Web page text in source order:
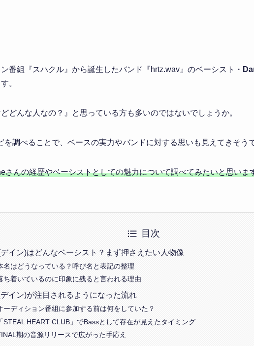
番組『スハクル』から誕生したバンド『hrtz.wav』のベーシスト・
。
どどんな人なの？』と思っている方も多いのではないでしょうか。
を調べることで、ベースの実力やバンドに対する思いも見えてきそう
さんの経歴やベーシストとしての魅力について調べてみたいと思いま
目次
イン)はどんなベーシスト？まず押さえたい人物像
名はどうなっている？呼び名と表記の整理
ち着いているのに印象に残ると言われる理由
イン)が注目されるようになった流れ
ーディション番組に参加する前は何をしていた？
「STEAL HEART CLUB」でBassとして存在が見えたタイミング
期の音源リリースで広がった手応え